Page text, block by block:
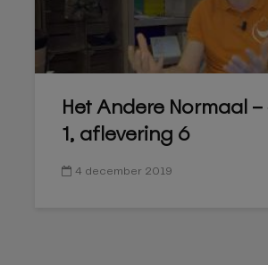
Het Andere Normaal –
1, aflevering 6
4 december 2019